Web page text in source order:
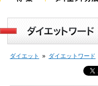
ダイエット » ダイエットワード